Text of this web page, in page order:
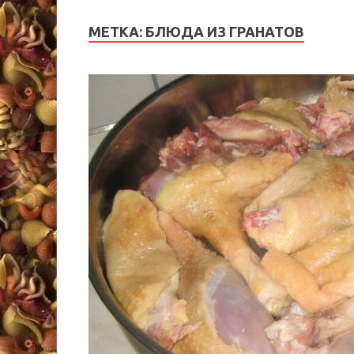
МЕТКА: БЛЮДА ИЗ ГРАНАТОВ